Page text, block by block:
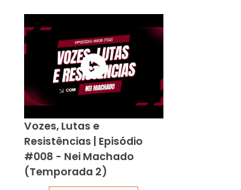
Vozes, Lutas e
Resistências | Episódio
#008 - Nei Machado
(Temporada 2)